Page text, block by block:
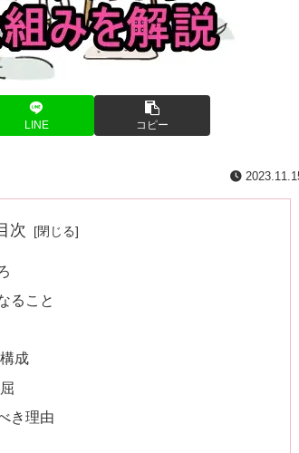
LINE コピー
次
ること
成
き理由